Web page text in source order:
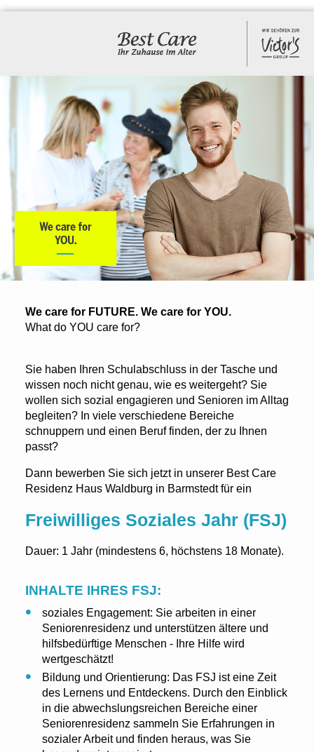
We care for FUTURE. We care for YOU.
What do YOU care for?
Sie haben Ihren Schulabschluss in der Tasche und
wissen noch nicht genau, wie es weitergeht? Sie
wollen sich sozial engagieren und Senioren im Alltag
begleiten? In viele verschiedene Bereiche
schnuppern und einen Beruf finden, der zu Ihnen
passt?
Dann bewerben Sie sich jetzt in unserer Best Care
Residenz Haus Waldburg in Barmstedt für ein
Freiwilliges Soziales Jahr (FSJ)
Dauer: 1 Jahr (mindestens 6, höchstens 18 Monate).
INHALTE IHRES FSJ:
soziales Engagement: Sie arbeiten in einer
Seniorenresidenz und unterstützen ältere und
hilfsbedürftige Menschen - Ihre Hilfe wird
wertgeschätzt!
Bildung und Orientierung: Das FSJ ist eine Zeit
des Lernens und Entdeckens. Durch den Einblick
in die abwechslungsreichen Bereiche einer
Seniorenresidenz sammeln Sie Erfahrungen in
sozialer Arbeit und finden heraus, was Sie